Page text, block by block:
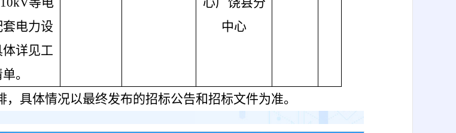
电力设
体详见工
。
中心
具体情况以最终发布的招标公告和招标文件为准。